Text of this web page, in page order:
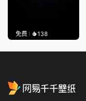
免费 138